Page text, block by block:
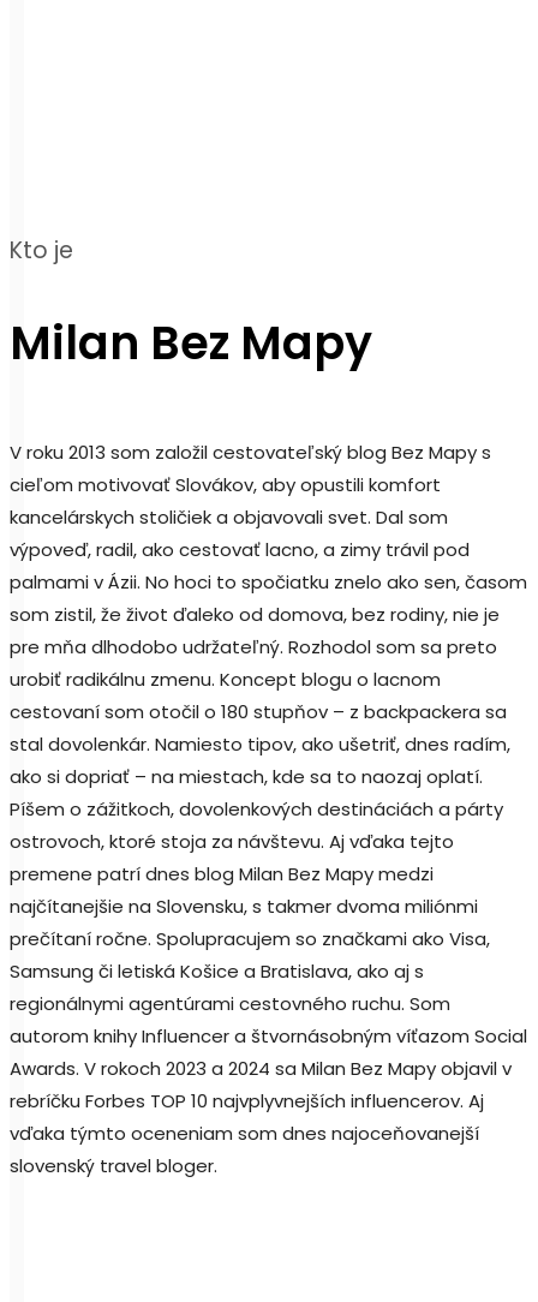
Kto je
Milan Bez Mapy
V roku 2013 som založil cestovateľský blog Bez Mapy s
cieľom motivovať Slovákov, aby opustili komfort
kancelárskych stoličiek a objavovali svet. Dal som
výpoveď, radil, ako cestovať lacno, a zimy trávil pod
palmami v Ázii. No hoci to spočiatku znelo ako sen, časom
som zistil, že život ďaleko od domova, bez rodiny, nie je
pre mňa dlhodobo udržateľný. Rozhodol som sa preto
urobiť radikálnu zmenu. Koncept blogu o lacnom
cestovaní som otočil o 180 stupňov – z backpackera sa
stal dovolenkár. Namiesto tipov, ako ušetriť, dnes radím,
ako si dopriať – na miestach, kde sa to naozaj oplatí.
Píšem o zážitkoch, dovolenkových destináciách a párty
ostrovoch, ktoré stoja za návštevu. Aj vďaka tejto
premene patrí dnes blog Milan Bez Mapy medzi
najčítanejšie na Slovensku, s takmer dvoma miliónmi
prečítaní ročne. Spolupracujem so značkami ako Visa,
Samsung či letiská Košice a Bratislava, ako aj s
regionálnymi agentúrami cestovného ruchu. Som
autorom knihy Influencer a štvornásobným víťazom Social
Awards. V rokoch 2023 a 2024 sa Milan Bez Mapy objavil v
rebríčku Forbes TOP 10 najvplyvnejších influencerov. Aj
vďaka týmto oceneniam som dnes najoceňovanejší
slovenský travel bloger.